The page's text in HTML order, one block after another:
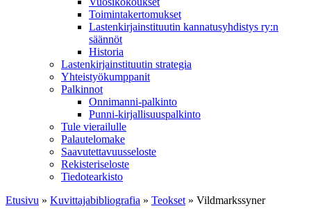
Toimintakertomukset
Lastenkirjainstituutin kannatusyhdistys ry:n
säännöt
Historia
Lastenkirjainstituutin strategia
Yhteistyökumppanit
Palkinnot
Onnimanni-palkinto
Punni-kirjallisuuspalkinto
Tule vierailulle
Palautelomake
Saavutettavuusseloste
Rekisteriseloste
Tiedotearkisto
Etusivu » Kuvittaja­bibliografia » Teokset » Vildmarkssyner